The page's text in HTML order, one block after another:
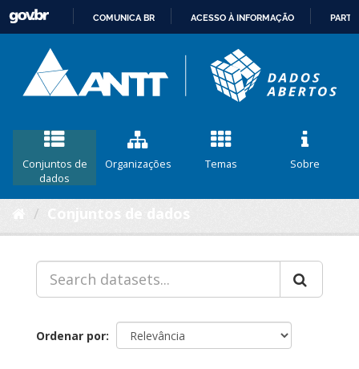
CONTEÚDO
COMUNICA BR ACESSO À INFORMAÇÃO
Conjuntos de
dados
Organizações Temas Sobre
Ordenar por